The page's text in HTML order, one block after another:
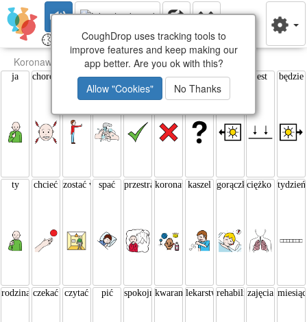
CoughDrop uses tracking tools to
improve features and keep making our
app better. Are you ok with this?
Allow "Cookies"
No Thanks
Koronawirus
Koronawirus
ja chorować zatrzymaćmyć ręce tak nie co? było jest będzie
ty chcieć zostać w domu
spać przestraszonykoronawirus
kaszel gorączkaciężko tydzień
rodzina czekać czytać pić spokojnykwarantannalekarstworehabilitacja
zajęcia miesiąc